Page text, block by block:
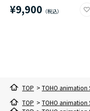
¥9,900
TOP > TOHO animation
TOP > TOHO animation